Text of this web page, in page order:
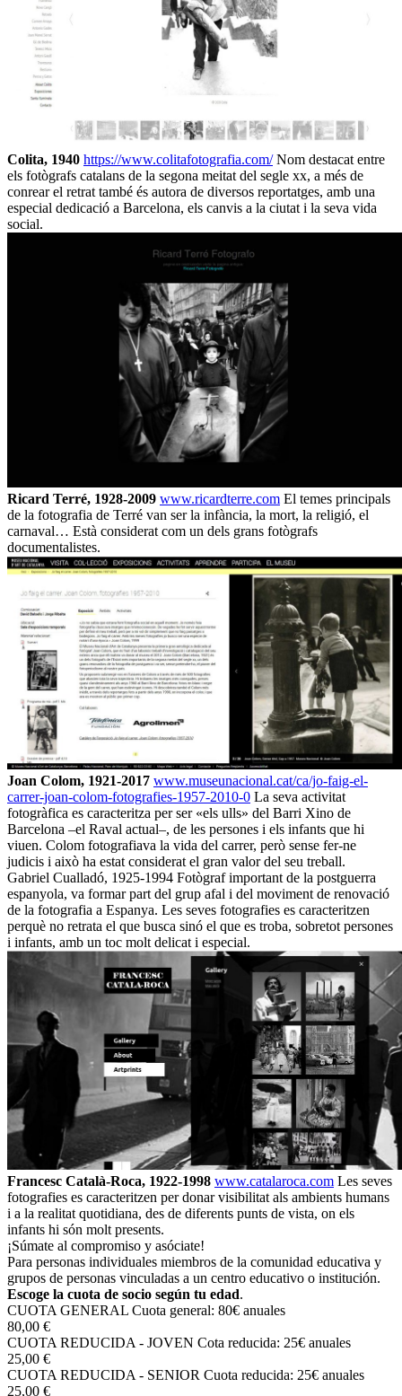
Colita, 1940 https://www.colitafotografia.com/Nom destacat entre
els fotògrafs catalans de la segona meitat del segle xx, a més de
conrear el retrat també és autora de diversos reportatges, amb una
especial dedicació a Barcelona, els canvis a la ciutat i la seva vida
social.
Ricard Terré, 1928-2009 www.ricardterre.com El temes principals
de la fotografia de Terré van ser la infància, la mort, la religió, el
carnaval… Està considerat com un dels grans fotògrafs
documentalistes.
Joan Colom, 1921-2017 www.museunacional.cat/ca/jo-faig-el-
carrer-joan-colom-fotografies-1957-2010-0 La seva activitat
fotogràfica es caracteritza per ser «els ulls» del Barri Xino de
Barcelona –el Raval actual–, de les persones i els infants que hi
viuen. Colom fotografiava la vida del carrer, però sense fer-ne
judicis i això ha estat considerat el gran valor del seu treball.
Gabriel Cualladó, 1925-1994 Fotògraf important de la postguerra
espanyola, va formar part del grup afal i del moviment de renovació
de la fotografia a Espanya. Les seves fotografies es caracteritzen
perquè no retrata el que busca sinó el que es troba, sobretot persones
i infants, amb un toc molt delicat i especial.
Francesc Català-Roca, 1922-1998 www.catalaroca.com Les seves
fotografies es caracteritzen per donar visibilitat als ambients humans
i a la realitat quotidiana, des de diferents punts de vista, on els
infants hi són molt presents.
¡Súmate al compromiso y asóciate!
Para personas individuales miembros de la comunidad educativa y
grupos de personas vinculadas a un centro educativo o institución.
Escoge la cuota de socio según tu edad.
CUOTA GENERAL Cuota general: 80€ anuales
80,00 €
CUOTA REDUCIDA - JOVEN Cota reducida: 25€ anuales
25,00 €
CUOTA REDUCIDA - SENIOR Cuota reducida: 25€ anuales
25,00 €